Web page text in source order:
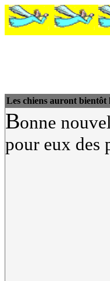
Les chiens auront bientôt
Bonne
pour eux des